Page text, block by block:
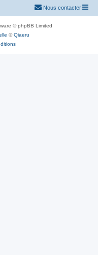
Nous contacter
© phpBB Limited
©Qiaeru